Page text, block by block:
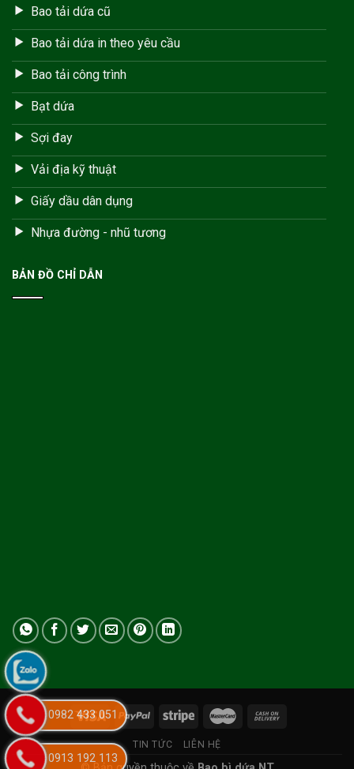
Bao tải dứa cũ
Bao tải dứa in theo yêu cầu
Bao tải công trình
Bạt dứa
Sợi đay
Vải địa kỹ thuật
Giấy dầu dân dụng
Nhựa đường - nhũ tương
BẢN ĐỒ CHỈ DẪN
0982 433 051
0913 192 113
TIN TỨC LIÊN HỆ